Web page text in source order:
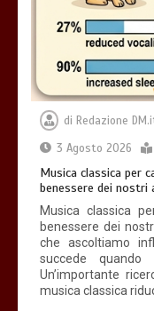
di Redazione
3 Agosto 2026
Musica classica per
benessere dei nostri
Musica classica
benessere dei
che ascoltiamo
succede
Un’importante
musica classica